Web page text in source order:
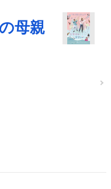
母親